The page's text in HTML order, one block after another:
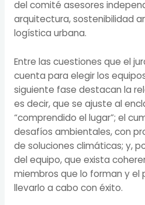
del comité asesores
arquitectura, sostenibilidad
logística urbana.
Entre las cuestiones que el
cuenta para elegir los
siguiente fase destacan la
es decir, que se ajuste al
“comprendido el lugar”; el
desafíos ambientales, con
de soluciones climáticas; y,
del equipo, que exista
miembros que lo forman y
llevarlo a cabo con éxito.